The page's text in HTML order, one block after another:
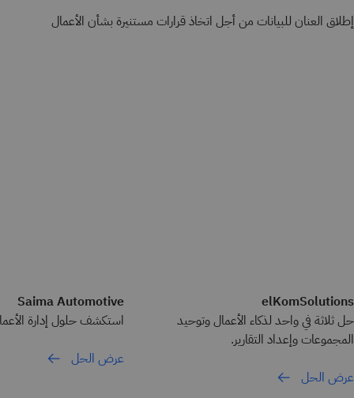
إطلاق العنان للبيانات من أجل اتخاذ قرارات مستنيرة بشأن الأعمال
elKomSolutions
حل ثلاثة في واحد لذكاء الأعمال وتوحيد
المجموعات وإعداد التقارير.
عرض الحل
Saima Automotive
استكشف حلول إدارة
عرض الحل